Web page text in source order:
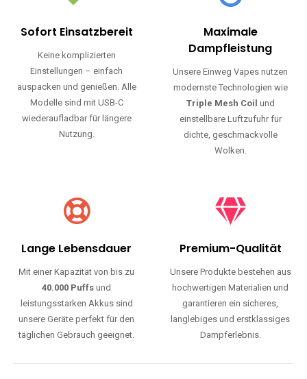
Sofort Einsatzbereit
Keine komplizierten
Einstellungen – einfach
auspacken und genießen. Alle
Modelle sind mit USB-C
wiederaufladbar für längere
Nutzung.
Maximale
Dampfleistung
Unsere Einweg Vapes nutzen
modernste Technologien wie
Triple Mesh Coil und
einstellbare Luftzufuhr für
dichte, geschmackvolle
Wolken.
Lange Lebensdauer
Mit einer Kapazität von bis zu
40.000 Puffs und
leistungsstarken Akkus sind
unsere Geräte perfekt für den
täglichen Gebrauch geeignet.
Premium-Qualität
Unsere Produkte bestehen aus
hochwertigen Materialien und
garantieren ein sicheres,
langlebiges und erstklassiges
Dampferlebnis.